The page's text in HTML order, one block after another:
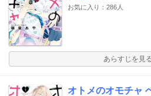
お気に入り：286人
あらすじを見
オトメのオモチャ